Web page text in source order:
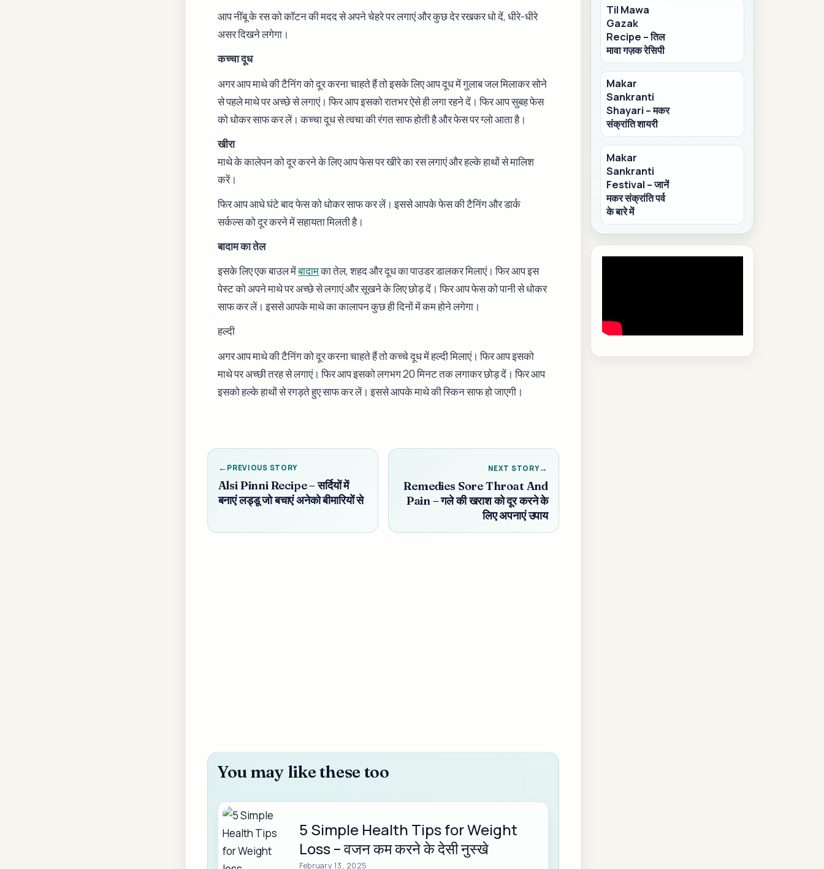
आप नींबू के रस को कॉटन की मदद से अपने चेहरे पर लगाएं और कुछ देर रखकर धो दें, धीरे-धीरे
असर दिखने लगेगा।
कच्चा दूध
अगर आप माथे की टैनिंग को दूर करना चाहते हैं तो इसके लिए आप दूध में गुलाब जल मिलाकर सोने
से पहले माथे पर अच्छे से लगाएं। फिर आप इसको रातभर ऐसे ही लगा रहने दें। फिर आप सुबह फेस
को धोकर साफ कर लें। कच्चा दूध से त्वचा की रंगत साफ होती है और फेस पर ग्लो आता है।
खीरा
माथे के कालेपन को दूर करने के लिए आप फेस पर खीरे का रस लगाएं और हल्के हाथों से मालिश
करें।
फिर आप आधे घंटे बाद फेस को धोकर साफ कर लें। इससे आपके फेस की टैनिंग और डार्क
सर्कल्स को दूर करने में सहायता मिलती है।
बादाम का तेल
इसके लिए एक बाउल मेंबादामका तेल, शहद और दूध का पाउडर डालकर मिलाएं। फिर आप इस
पेस्ट को अपने माथे पर अच्छे से लगाएं और सूखने के लिए छोड़ दें। फिर आप फेस को पानी से धोकर
साफ कर लें। इससे आपके माथे का कालापन कुछ ही दिनों में कम होने लगेगा।
हल्दी
अगर आप माथे की टैनिंग को दूर करना चाहते हैं तो कच्चे दूध में हल्दी मिलाएं। फिर आप इसको
माथे पर अच्छी तरह से लगाएं। फिर आप इसको लगभग 20 मिनट तक लगाकर छोड़ दें। फिर आप
इसको हल्के हाथों से रगड़ते हुए साफ कर लें। इससे आपके माथे की स्किन साफ हो जाएगी।
PREVIOUS STORY
Alsi Pinni Recipe – सर्दियों में
बनाएं लड्डू जो बचाएं अनेको बीमारियों से
NEXT STORY
Remedies Sore Throat And
Pain – गले की खराश को दूर करने के
लिए अपनाएं उपाय
You may like these too
5 Simple Health Tips for Weight
Loss – वजन कम करने के देसी नुस्खे
February 13, 2025
Til Mawa
Gazak
Recipe – तिल
मावा गज़क रेसिपी
Makar
Sankranti
Shayari – मकर
संक्रांति शायरी
Makar
Sankranti
Festival – जानें
मकर संक्रांति पर्व
के बारे में